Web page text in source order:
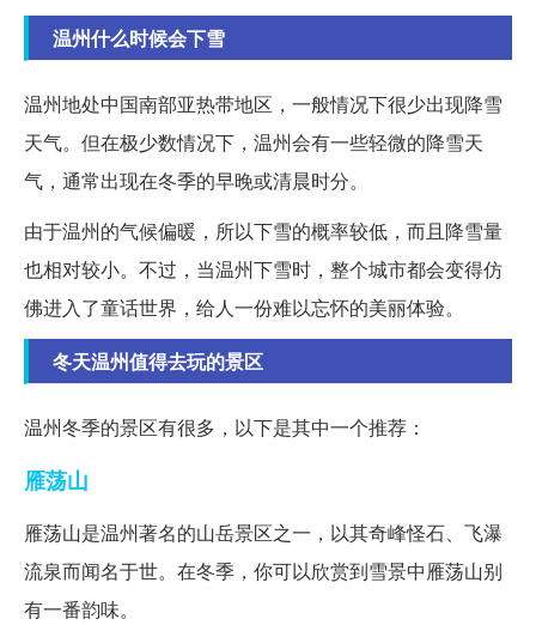
温州什么时候会下雪
温州地处中国南部亚热带地区，一般情况下很少出现降雪
天气。但在极少数情况下，温州会有一些轻微的降雪天
气，通常出现在冬季的早晚或清晨时分。
由于温州的气候偏暖，所以下雪的概率较低，而且降雪量
也相对较小。不过，当温州下雪时，整个城市都会变得仿
佛进入了童话世界，给人一份难以忘怀的美丽体验。
冬天温州值得去玩的景区
温州冬季的景区有很多，以下是其中一个推荐：
雁荡山
雁荡山是温州著名的山岳景区之一，以其奇峰怪石、飞瀑
流泉而闻名于世。在冬季，你可以欣赏到雪景中雁荡山别
有一番韵味。